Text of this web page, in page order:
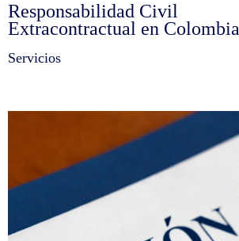
Responsabilidad Civil
Extracontractual en Colombia
Servicios